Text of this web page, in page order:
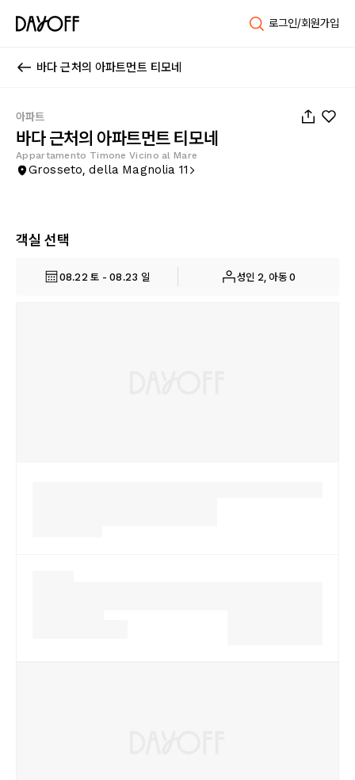
로그인/회원가입
바다 근처의 아파트먼트 티모네
아파트
바다 근처의 아파트먼트 티모네
Appartamento Timone Vicino al Mare
Grosseto, della Magnolia 11
객실 선택
08.22 토 - 08.23 일 성인 2, 아동 0